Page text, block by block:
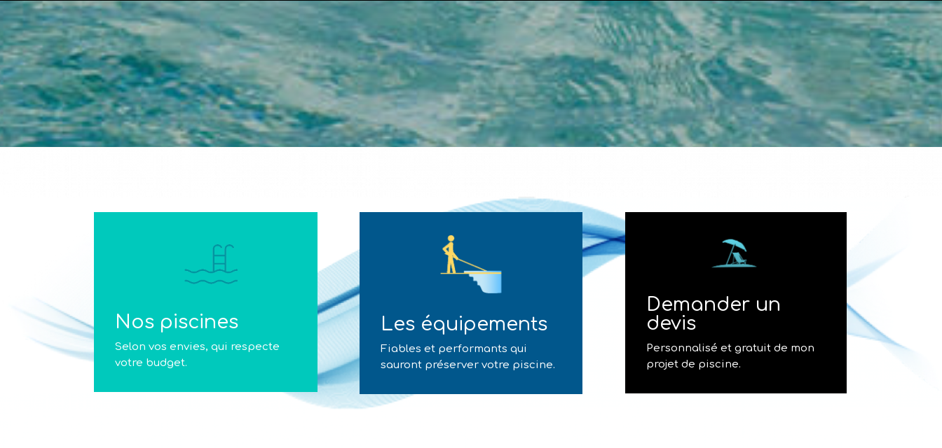
Nos piscines
Selon vos envies, qui respecte
votre budget.
Les équipements
Fiables et performants qui
sauront préserver votre piscine.
Demander un
devis
Personnalisé et gratuit de mon
projet de piscine.